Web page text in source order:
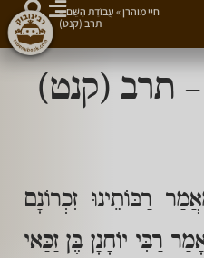
תרב (קנט)
רַבּוֹתֵינוּ זִכְרוֹנָם
רַבִּי יוֹחָנָן בֶּן זַכַּאי
חיי מוהרן» עֲבוֹדַת הַשֵּׁם –
תרב (קנט)